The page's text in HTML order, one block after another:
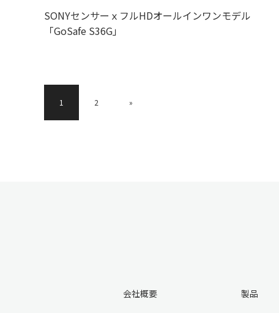
SONYセンサーｘフルHDオールインワンモデル
「GoSafe S36G」
1 2 »
会社概要 製品